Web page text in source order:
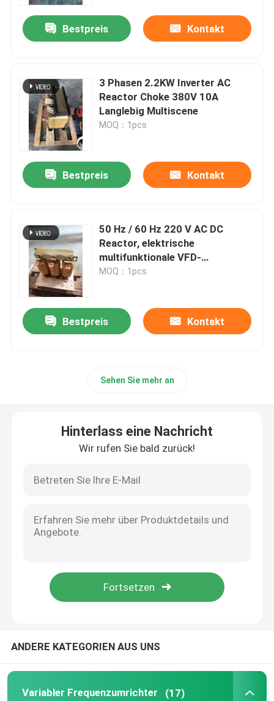
Videos
Bestpreis Kontakt
3 Phasen 2.2KW Inverter AC
Reactor Choke 380V 10A
Langlebig Multiscene
MOQ：1pcs
Bestpreis Kontakt
50 Hz / 60 Hz 220 V AC DC
Reactor, elektrische
multifunktionale VFD-
Leitungsdrossel
MOQ：1pcs
Bestpreis Kontakt
Sehen Sie mehr an
Hinterlass eine Nachricht
Wir rufen Sie bald zurück!
ANDERE KATEGORIEN AUS UNS
Variabler Frequenzumrichter (17)